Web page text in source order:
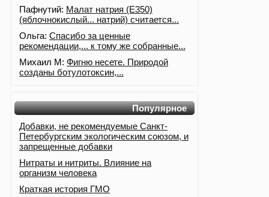
Пафнутий: Малат натрия (E350)
(яблочнокислый... натрий) считается...
Ольга: Спасибо за ценные
рекомендации,... к тому же собранные...
Михаил М: Фигню несете. Природой
созданы ботулотоксин,...
Популярное
Добавки, не рекомендуемые Санкт-
Петербургским экологическим союзом, и
запрещенные добавки
Нитраты и нитриты. Влияние на
организм человека
Краткая история ГМО